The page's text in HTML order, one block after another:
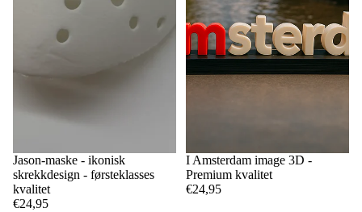
Jason-maske - ikonisk
skrekkdesign - førsteklasses
kvalitet
€24,95
I Amsterdam image 3D -
Premium kvalitet
€24,95